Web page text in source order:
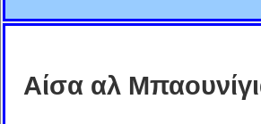
Αίσα αλ